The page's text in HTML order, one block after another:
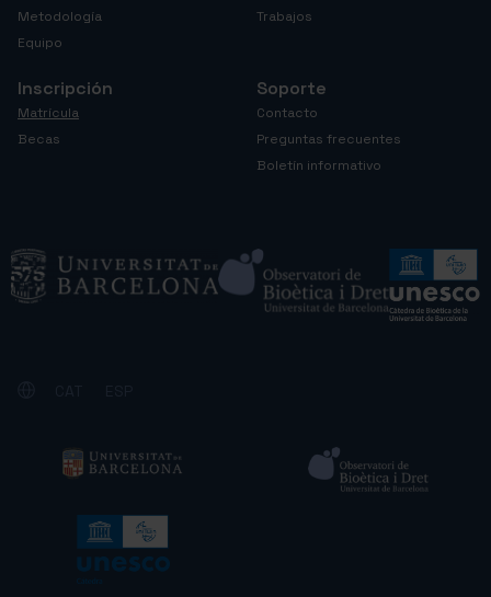
Metodología
Equipo
Trabajos
Inscripción
Matrícula
Becas
Soporte
Contacto
Preguntas frecuentes
Boletín informativo